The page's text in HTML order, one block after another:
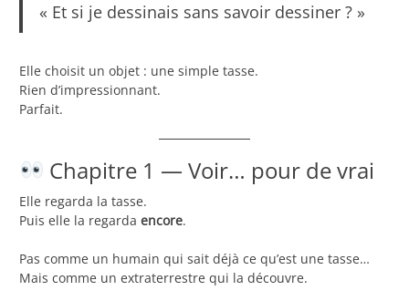
« Et si je dessinais sans savoir dessiner ? »
Elle choisit un objet : une simple tasse.
Rien d’impressionnant.
Parfait.
Chapitre 1 — Voir… pour de vrai
Elle regarda la tasse.
Puis elle la regarda encore.
Pas comme un humain qui sait déjà ce qu’est une tasse…
Mais comme un extraterrestre qui la découvre.